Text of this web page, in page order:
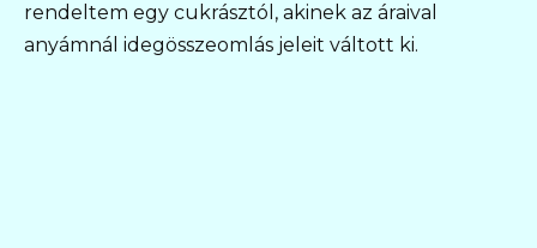
rendeltem egy cukrásztól, akinek az áraival
anyámnál idegösszeomlás jeleit váltott ki.